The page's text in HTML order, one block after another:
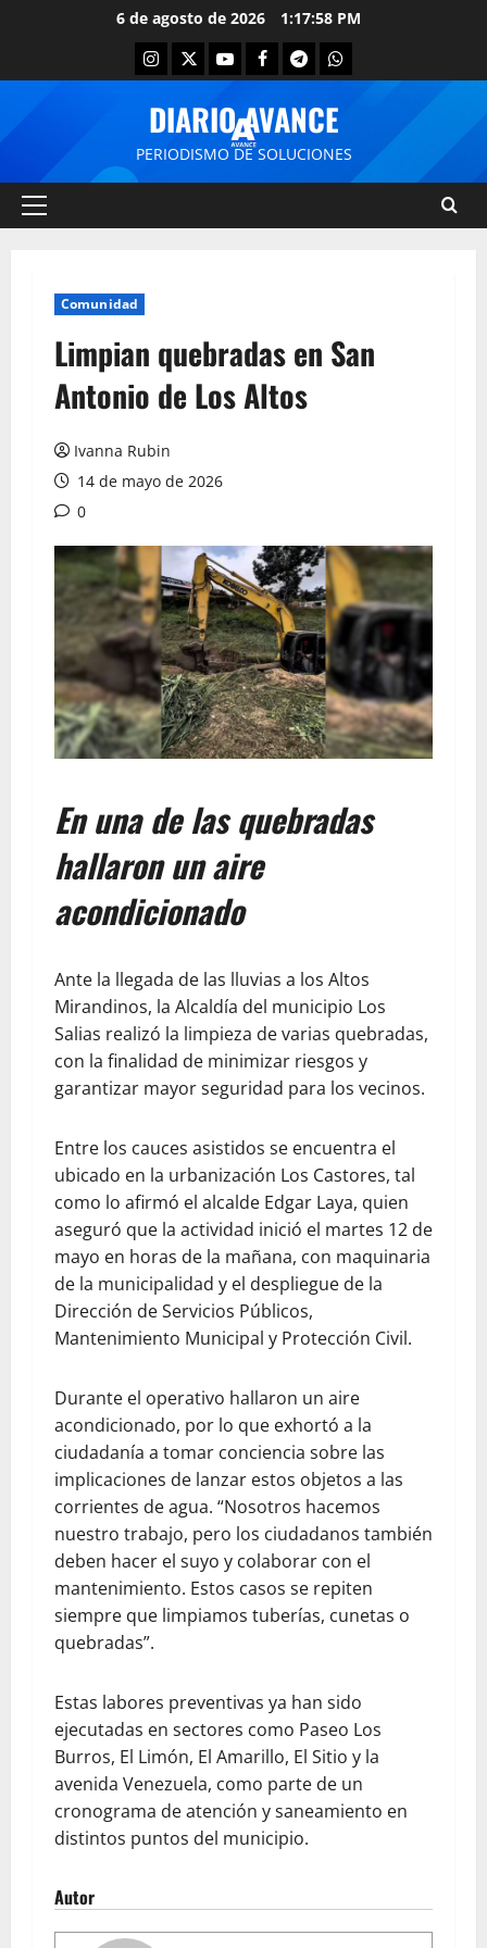
6 de agosto de 2026 1:17:59 PM
DIARIO AVANCE
PERIODISMO DE SOLUCIONES
Comunidad
Limpian quebradas en San
Antonio de Los Altos
Ivanna Rubin
14 de mayo de 2026
0
En una de las quebradas
hallaron un aire
acondicionado
Ante la llegada de las lluvias a los Altos
Mirandinos, la Alcaldía del municipio Los
Salias realizó la limpieza de varias quebradas,
con la finalidad de minimizar riesgos y
garantizar mayor seguridad para los vecinos.
Entre los cauces asistidos se encuentra el
ubicado en la urbanización Los Castores, tal
como lo afirmó el alcalde Edgar Laya, quien
aseguró que la actividad inició el martes 12 de
mayo en horas de la mañana, con maquinaria
de la municipalidad y el despliegue de la
Dirección de Servicios Públicos,
Mantenimiento Municipal y Protección Civil.
Durante el operativo hallaron un aire
acondicionado, por lo que exhortó a la
ciudadanía a tomar conciencia sobre las
implicaciones de lanzar estos objetos a las
corrientes de agua. “Nosotros hacemos
nuestro trabajo, pero los ciudadanos también
deben hacer el suyo y colaborar con el
mantenimiento. Estos casos se repiten
siempre que limpiamos tuberías, cunetas o
quebradas”.
Estas labores preventivas ya han sido
ejecutadas en sectores como Paseo Los
Burros, El Limón, El Amarillo, El Sitio y la
avenida Venezuela, como parte de un
cronograma de atención y saneamiento en
distintos puntos del municipio.
Autor